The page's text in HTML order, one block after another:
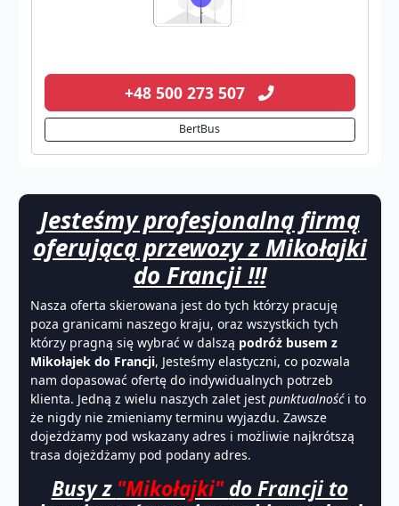
+48 500 273 507
BertBus
Jesteśmy profesjonalną firmą
oferującą przewozy z Mikołajki
do Francji !!!
Nasza oferta skierowana jest do tych którzy pracuję
poza granicami naszego kraju, oraz wszystkich tych
którzy pragną się wybrać w dalszą podróż busem z
Mikołajek do Francji, Jesteśmy elastyczni, co pozwala
nam dopasować ofertę do indywidualnych potrzeb
klienta. Jedną z wielu naszych zalet jest punktualnośći to
że nigdy nie zmieniamy terminu wyjazdu. Zawsze
dojeżdżamy pod wskazany adres i możliwie najkrótszą
trasa dojeżdżamy pod podany adres.
Busy z "Mikołajki"do Francji to